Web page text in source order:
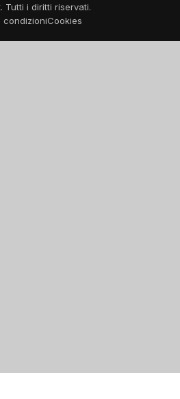
Tutti i diritti riservati.
condizioniCookies